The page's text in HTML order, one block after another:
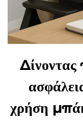
Δίνοντας
χρήση